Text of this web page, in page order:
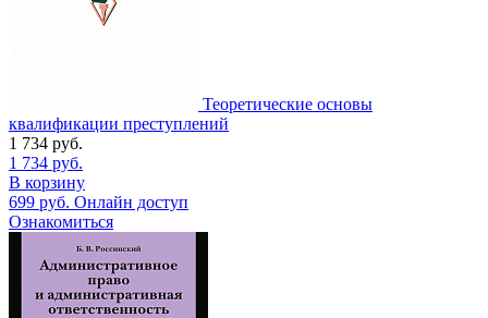
Теоретические основы
квалификации преступлений
1 734 руб.
1 734 руб.
В корзину
699 руб. Онлайн доступ
Ознакомиться